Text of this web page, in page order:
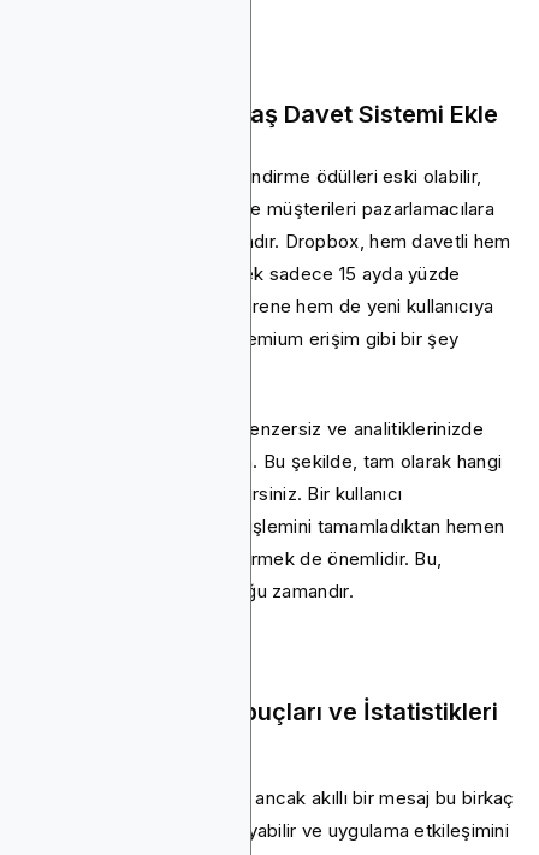
8. Çift Ödüllü Arkadaş Davet Sistemi Ekle
Tıpkı e-postalar gibi, yönlendirme ödülleri eski olabilir,
ancak hala işe yaradıkları ve müşterileri pazarlamacılara
dönüştürebildikleri için altındır. Dropbox, hem davetli hem
de arkadaşını ödüllendirerek sadece 15 ayda yüzde
3.900 büyüdü. Hem gönderene hem de yeni kullanıcıya
100 kredi veya 7 günlük premium erişim gibi bir şey
Her yönlendirme kodunu benzersiz ve analitiklerinizde
izlenmesi kolay hale getirin. Bu şekilde, tam olarak hangi
davetlerin işe yaradığını bilirsiniz. Bir kullanıcı
uygulamanızdaki ilk büyük işlemini tamamladıktan hemen
sonra davet istemini göstermek de önemlidir. Bu,
heyecanın en yüksek olduğu zamandır.
9. Yükleme Ekranı İpuçları ve İstatistikleri
Kimse beklemeyi sevmez, ancak akıllı bir mesaj bu birkaç
saniyenin geçmesini sağlayabilir ve uygulama etkileşimini